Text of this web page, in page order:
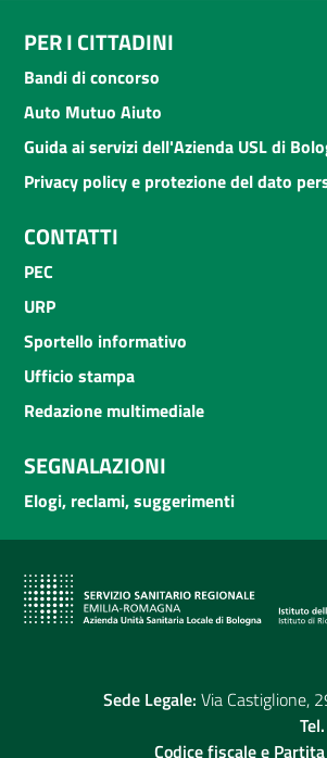
PER I CITTADINI
Bandi di concorso
Auto Mutuo Aiuto
Guida ai servizi dell'Azienda USL di
Privacy policy e protezione del dato
CONTATTI
PEC
URP
Sportello informativo
Ufficio stampa
Redazione multimediale
SEGNALAZIONI
Elogi, reclami, suggerimenti
Sede Legale: Via Castiglione,
Tel.
Codice fiscale e